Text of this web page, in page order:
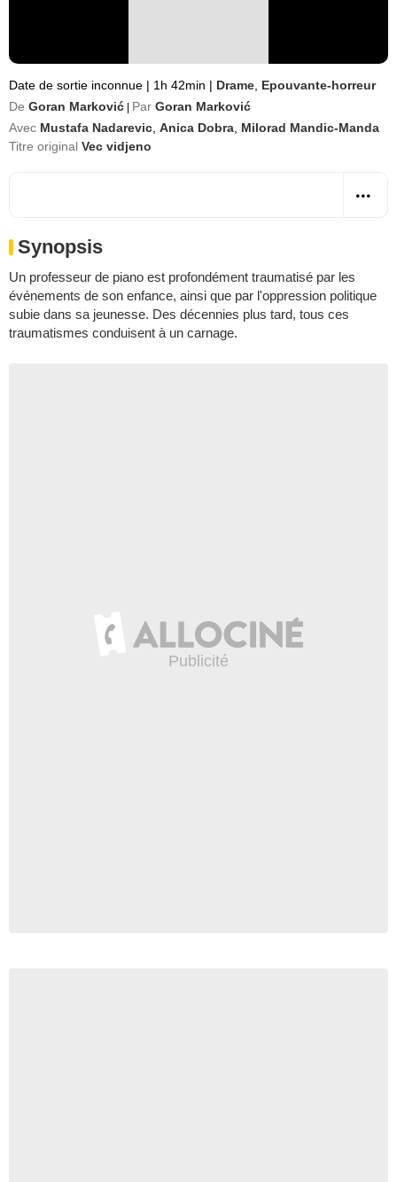
Date de sortie inconnue | 1h 42min | Drame Epouvante-horreur
De Goran Marković Par Goran Marković
Avec Mustafa Nadarevic Anica Dobra Milorad Mandic-Manda
Titre original Vec vidjeno
Synopsis
Un professeur de piano est profondément traumatisé par les
événements de son enfance, ainsi que par l'oppression politique
subie dans sa jeunesse. Des décennies plus tard, tous ces
traumatismes conduisent à un carnage.